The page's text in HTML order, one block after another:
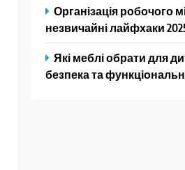
Організація робочого
незвичайні лайфхаки
Які меблі обрати для
безпека та